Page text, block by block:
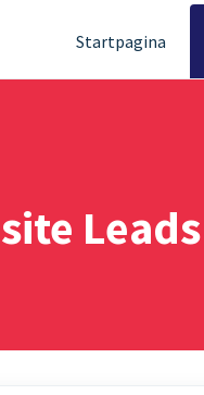
Startpagina
Leads